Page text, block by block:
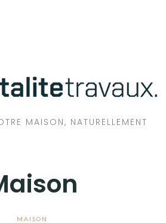
MAISON, NATURELLEMENT
MAISON